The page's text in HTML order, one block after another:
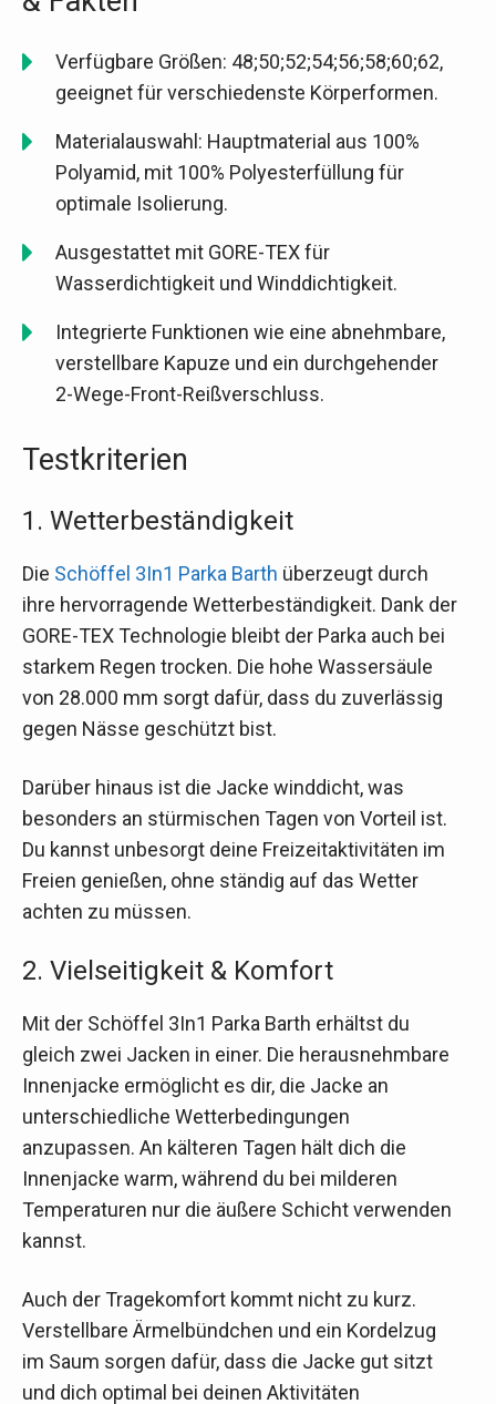
Verfügbare Größen: 48;50;52;54;56;58;60;62,
geeignet für verschiedenste Körperformen.
Materialauswahl: Hauptmaterial aus 100%
Polyamid, mit 100% Polyesterfüllung für
optimale Isolierung.
Ausgestattet mit GORE-TEX für
Wasserdichtigkeit und Winddichtigkeit.
Integrierte Funktionen wie eine abnehmbare,
verstellbare Kapuze und ein durchgehender
2-Wege-Front-Reißverschluss.
Testkriterien
1. Wetterbeständigkeit
Die Schöffel 3In1 Parka Barth überzeugt durch
ihre hervorragende Wetterbeständigkeit. Dank der
GORE-TEX Technologie bleibt der Parka auch bei
starkem Regen trocken. Die hohe Wassersäule
von 28.000 mm sorgt dafür, dass du zuverlässig
gegen Nässe geschützt bist.
Darüber hinaus ist die Jacke winddicht, was
besonders an stürmischen Tagen von Vorteil ist.
Du kannst unbesorgt deine Freizeitaktivitäten im
Freien genießen, ohne ständig auf das Wetter
achten zu müssen.
2. Vielseitigkeit & Komfort
Mit der Schöffel 3In1 Parka Barth erhältst du
gleich zwei Jacken in einer. Die herausnehmbare
Innenjacke ermöglicht es dir, die Jacke an
unterschiedliche Wetterbedingungen
anzupassen. An kälteren Tagen hält dich die
Innenjacke warm, während du bei milderen
Temperaturen nur die äußere Schicht verwenden
kannst.
Auch der Tragekomfort kommt nicht zu kurz.
Verstellbare Ärmelbündchen und ein Kordelzug
im Saum sorgen dafür, dass die Jacke gut sitzt
und dich optimal bei deinen Aktivitäten